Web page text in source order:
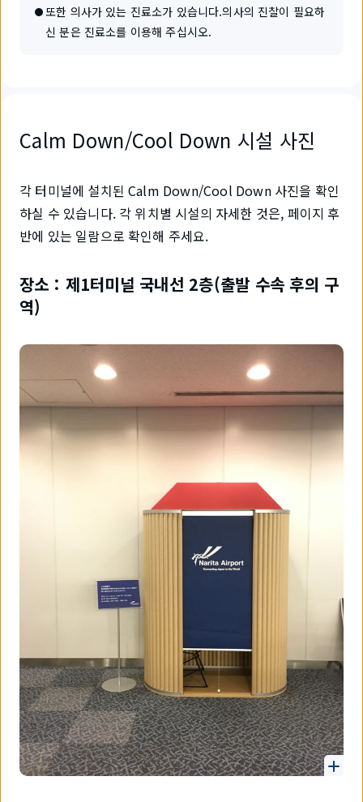
또한 의사가 있는 진료소가 있습니다.의사의 진찰이 필요하
신 분은 진료소를 이용해 주십시오.
Calm Down/Cool Down 시설 사진
각 터미널에 설치된 Calm Down/Cool Down 사진을 확인
하실 수 있습니다. 각 위치별 시설의 자세한 것은, 페이지 후
반에 있는 일람으로 확인해 주세요.
장소：제1터미널 국내선 2층(출발 수속 후의 구
역)